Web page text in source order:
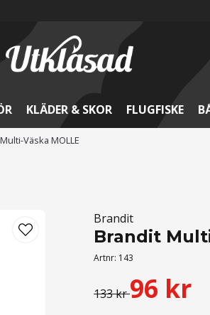
KLÄDER & SKOR FLUGFISKE
Väska MOLLE
Brandit
Brandit
Artnr: 143
133 kr96 kr